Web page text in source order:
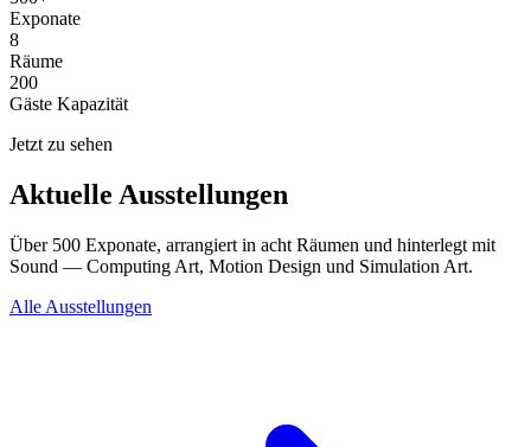
Exponate
8
Räume
200
Gäste Kapazität
Jetzt zu sehen
Aktuelle Ausstellungen
Über 500 Exponate, arrangiert in acht Räumen und hinterlegt mit
Sound — Computing Art, Motion Design und Simulation Art.
Alle Ausstellungen